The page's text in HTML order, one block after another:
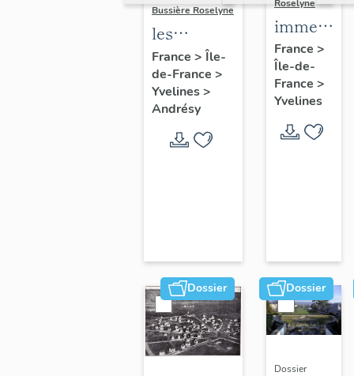
Bussière Roselyne
les
immeubles,
maisons et
fermes du
canton
d'Andrésy
France > Île-
de-France >
Yvelines>
Andrésy
Roselyne
maisons,
fermes
France >
Île-de-
France >
Yvelines
Dossier Dossier
Dossier